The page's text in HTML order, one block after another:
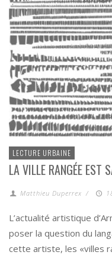
LECTURE URBAINE
LA VILLE RANGÉE EST
Matthieu Duperrex /
L’actualité artistique
poser la question du
cette artiste, les «villes